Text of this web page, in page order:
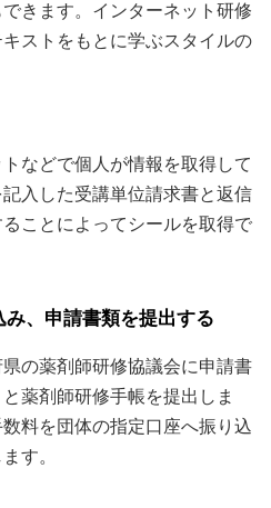
きます。インターネット研修
ストをもとに学ぶスタイルの
などで個人が情報を取得して
入した受講単位請求書と返信
ことによってシールを取得で
、申請書類を提出する
の薬剤師研修協議会に申請書
薬剤師研修手帳を提出しま
料を団体の指定口座へ振り込
す。